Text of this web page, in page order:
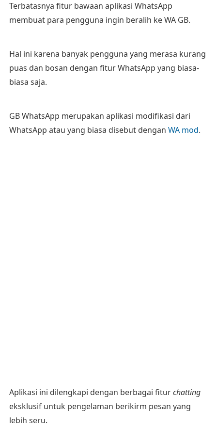
Terbatasnya fitur bawaan aplikasi WhatsApp
membuat para pengguna ingin beralih ke WA GB.
Hal ini karena banyak pengguna yang merasa kurang
puas dan bosan dengan fitur WhatsApp yang biasa-
biasa saja.
GB WhatsApp merupakan aplikasi modifikasi dari
WhatsApp atau yang biasa disebut dengan WA mod.
Aplikasi ini dilengkapi dengan berbagai fiturchatting
eksklusif untuk pengelaman berikirm pesan yang
lebih seru.